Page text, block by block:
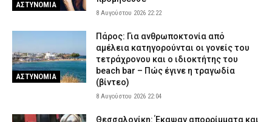
ΑΣΤΥΝΟΜΙΑ
8 Αυγούστου 2026 22:22
ΑΣΤΥΝΟΜΙΑ
Πάρος: Για ανθρωποκτονία από
αμέλεια κατηγορούνται οι γονείς του
τετράχρονου και ο ιδιοκτήτης του
beach bar – Πώς έγινε η τραγωδία
(βίντεο)
8 Αυγούστου 2026 22:04
Θεσσαλονίκη: Έκαψαν απορρίμματα και